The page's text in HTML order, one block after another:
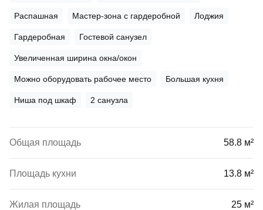
Распашная Мастер-зона с гардеробной Лоджия
Гардеробная Гостевой санузел
Увеличенная ширина окна/окон
Можно оборудовать рабочее место Большая кухня
Ниша под шкаф 2 санузла
Общая площадь 58.8 м²
Площадь кухни 13.8 м²
Жилая площадь 25 м²